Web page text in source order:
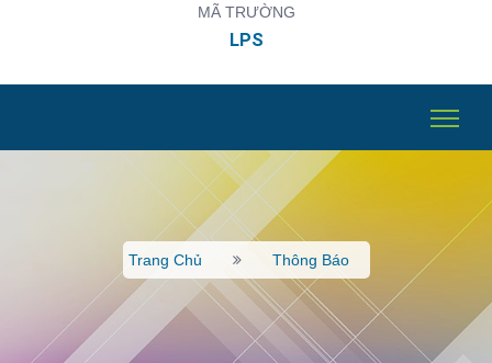
MÃ TRƯỜNG
LPS
Trang Chủ Thông Báo